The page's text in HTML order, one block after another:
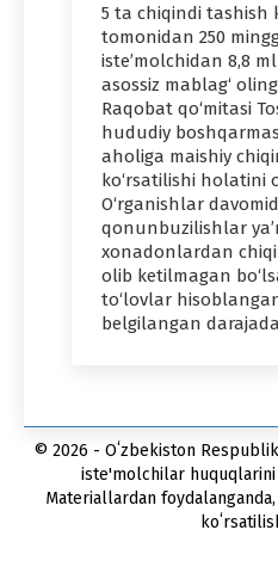
5 ta chiqindi tashish
tomonidan 250
iste’molchidan 8,8
asossiz mablag‘
Raqobat qo‘mitasi
hududiy
aholiga maishiy
ko‘rsatilishi holatini
O‘rganishlar
qonunbuzilishlar
xonadonlardan
olib ketilmagan
to‘lovlar
belgilangan
© 2026 - Oʻzbekiston
iste'molchilar huquqlarini
Materiallardan